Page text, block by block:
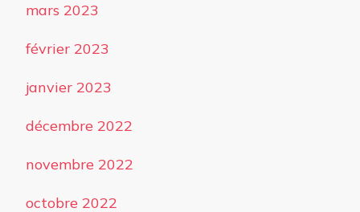
mars 2023
février 2023
janvier 2023
décembre 2022
novembre 2022
octobre 2022